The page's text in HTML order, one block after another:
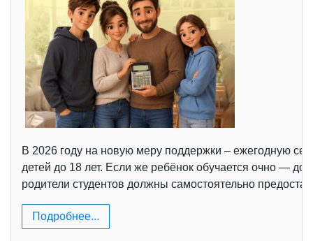
В 2026 году на новую меру поддержки – ежегодную
детей до 18 лет. Если же ребёнок обучается очно —
родители студентов должны самостоятельно
Подробнее...